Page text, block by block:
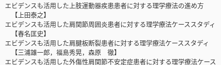
エビデンスも活用した上肢運動器疾患患者に対する理学療法の進め方
【上田泰之】
エビデンスも活用した肩関節周囲炎患者に対する理学療法ケーススタディ
【春名匡史】
エビデンスも活用した肩腱板断裂患者に対する理学療法ケーススタディ
【三浦雄一郎，福島秀晃，森原 徹】
エビデンスも活用した外傷性肩関節不安定症患者に対する理学療法ケース